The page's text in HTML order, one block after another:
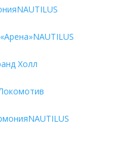
NAUTILUS
NAUTILUS
Холл
NAUTILUS